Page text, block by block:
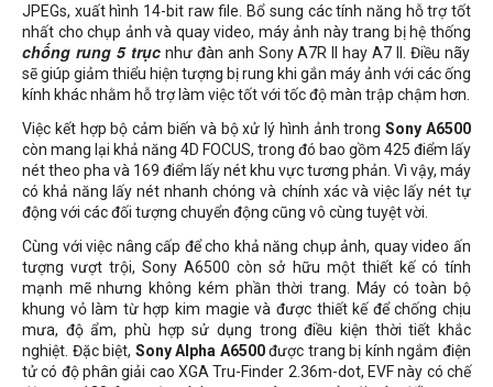
JPEGs, xuất hình 14-bit raw file. Bổ sung các tính năng hỗ trợ tốt
nhất cho chụp ảnh và quay video, máy ảnh này trang bị hệ thống
chống rung 5 trụcnhư đàn anh Sony A7R II hay A7 II. Điều nãy
sẽ giúp giảm thiểu hiện tượng bị rung khi gắn máy ảnh với các ống
kính khác nhằm hỗ trợ làm việc tốt với tốc độ màn trập chậm hơn.
Việc kết hợp bộ cảm biến và bộ xử lý hình ảnh trongSony A6500
còn mang lại khả năng 4D FOCUS, trong đó bao gồm 425 điểm lấy
nét theo pha và 169 điểm lấy nét khu vực tương phản. Vì vậy, máy
có khả năng lấy nét nhanh chóng và chính xác và việc lấy nét tự
động với các đối tượng chuyển động cũng vô cùng tuyệt vời.
Cùng với việc nâng cấp để cho khả năng chụp ảnh, quay video ấn
tượng vượt trội, Sony A6500 còn sở hữu một thiết kế có tính
mạnh mẽ nhưng không kém phần thời trang. Máy có toàn bộ
khung vỏ làm từ hợp kim magie và được thiết kế để chống chịu
mưa, độ ẩm, phù hợp sử dụng trong điều kiện thời tiết khắc
nghiệt. Đặc biệt, Sony Alpha A6500được trang bị kính ngắm điện
tử có độ phân giải cao XGA Tru-Finder 2.36m-dot, EVF này có chế